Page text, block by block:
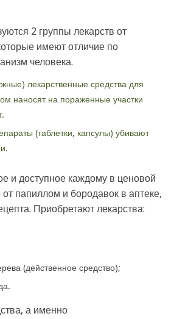
2 группы лекарств от
имеют отличие по
человека.
лекарственные средства для
наносят на пораженные участки
(таблетки, капсулы) убивают
и доступное каждому в ценовой
от папиллом и бородавок в аптеке,
Приобретают лекарства:
(действенное средство);
а именно